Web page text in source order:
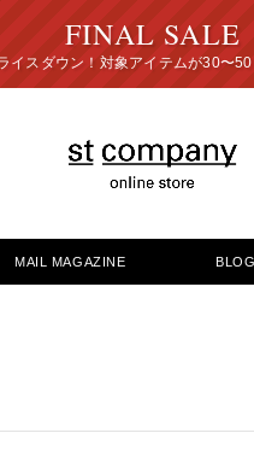
FINAL SALE
対象アイテムが30〜
MAIL MAGAZINE BLOG